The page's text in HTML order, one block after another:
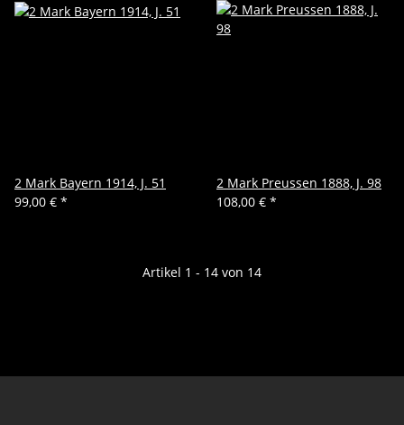
2 Mark Bayern 1914, J. 51
99,00 € *
2 Mark Preussen 1888, J. 98
108,00 € *
Artikel 1 - 14 von 14